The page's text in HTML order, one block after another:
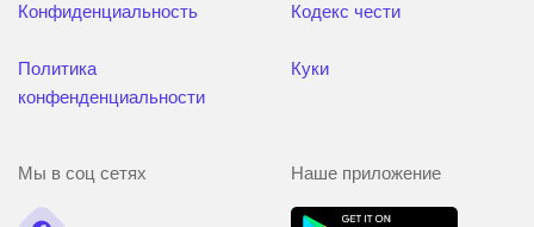
Конфиденциальность
Политика
конфенденциальности
Кодекс чести
Куки
Мы в соц сетях Наше приложение